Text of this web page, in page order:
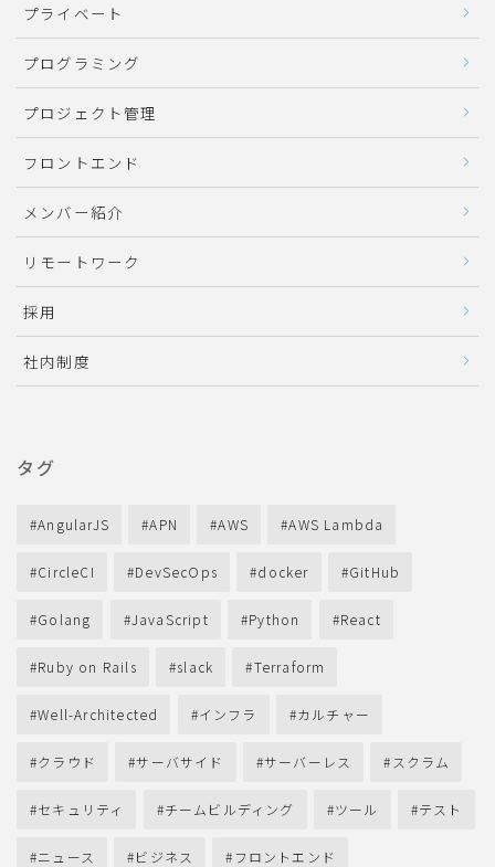
プライベート
プログラミング
プロジェクト管理
フロントエンド
メンバー紹介
リモートワーク
採用
社内制度
タグ
AngularJS APN AWS AWS Lambda
CircleCI DevSecOps docker GitHub
Golang JavaScript Python React
Ruby on Rails slack Terraform
Well-Architected インフラ カルチャー
クラウド サーバサイド サーバーレス スクラム
セキュリティ チームビルディング ツール テスト
ニュース ビジネス フロントエンド